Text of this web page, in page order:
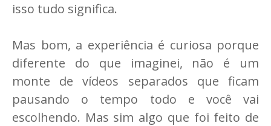
isso tudo significa.
Mas bom, a experiência é curiosa porque
diferente do que imaginei, não é um
monte de vídeos separados que ficam
pausando o tempo todo e você vai
escolhendo. Mas sim algo que foi feito de